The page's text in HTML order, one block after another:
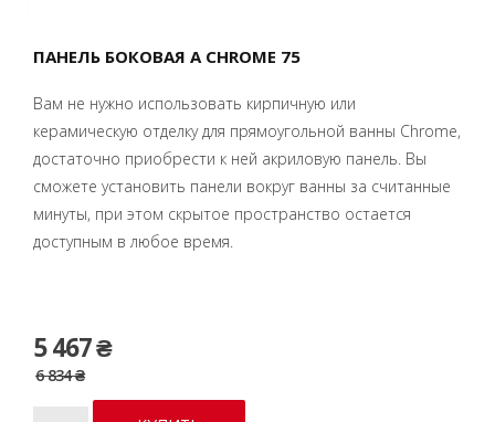
ПАНЕЛЬ БОКОВАЯ A CHROME 75
Вам не нужно использовать кирпичную или
керамическую отделку для прямоугольной ванны Chrome,
достаточно приобрести к ней акриловую панель. Вы
сможете установить панели вокруг ванны за считанные
минуты, при этом скрытое пространство остается
доступным в любое время.
5 467 ₴
6 834 ₴